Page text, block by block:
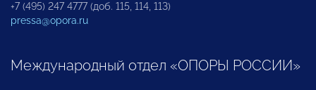
+7 (495) 247 4777 (доб. 115, 114, 113)
pressa@opora.ru
Международный отдел «ОПОРЫ РОССИИ»